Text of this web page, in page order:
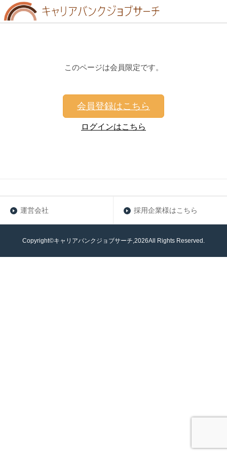
このページは会員限定です。
会員登録はこちら
ログインはこちら
運営会社 採用企業様はこちら
Copyright©キャリアバンクジョブサーチ,2026All Rights Reserved.